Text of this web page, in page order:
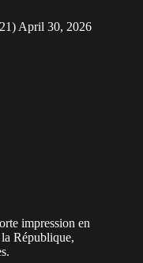
April 30, 2026
impression en
République,